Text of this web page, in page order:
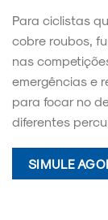
Para ciclistas
cobre roubos,
nas
emergências e
para focar no
diferentes
SIMULE